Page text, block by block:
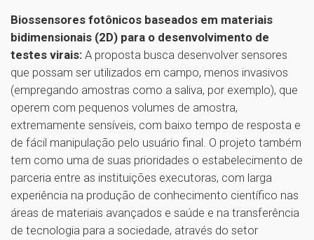
Biossensores fotônicos baseados em materiais
bidimensionais (2D) para o desenvolvimento de
testes virais: A proposta busca desenvolver sensores
que possam ser utilizados em campo, menos invasivos
(empregando amostras como a saliva, por exemplo), que
operem com pequenos volumes de amostra,
extremamente sensíveis, com baixo tempo de resposta e
de fácil manipulação pelo usuário final. O projeto também
tem como uma de suas prioridades o estabelecimento de
parceria entre as instituições executoras, com larga
experiência na produção de conhecimento científico nas
áreas de materiais avançados e saúde e na transferência
de tecnologia para a sociedade, através do setor